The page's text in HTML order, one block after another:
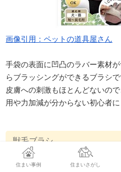
画像引用：ペットの道具屋さん
手袋の表面に凹凸のラバー素材
らブラッシングができるブラシで
皮膚への刺激もほとんどないの
用や力加減が分からない初心者に
獣毛ブラシ
住まい事例 住まいさがし